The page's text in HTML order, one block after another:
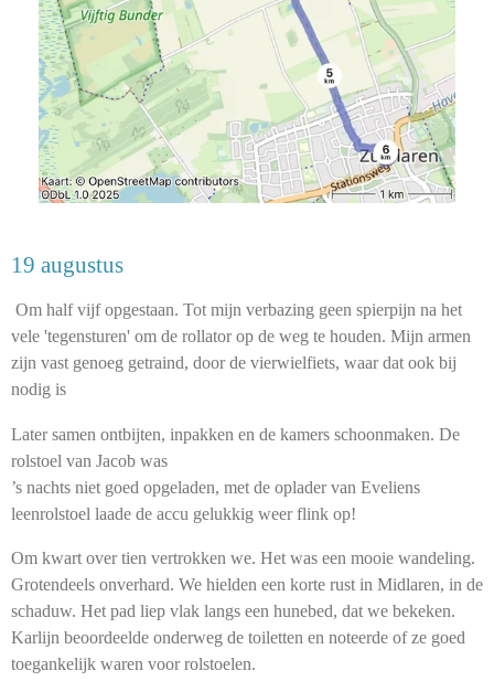
19 augustus
Om half vijf opgestaan. Tot mijn verbazing geen spierpijn na het
vele 'tegensturen' om de rollator op de weg te houden. Mijn armen
zijn vast genoeg getraind, door de vierwielfiets, waar dat ook bij
nodig is
Later samen ontbijten, inpakken en de kamers schoonmaken. De
rolstoel van Jacob was
’s nachts niet goed opgeladen, met de oplader van Eveliens
leenrolstoel laade de accu gelukkig weer flink op!
Om kwart over tien vertrokken we. Het was een mooie wandeling.
Grotendeels onverhard. We hielden een korte rust in Midlaren, in de
schaduw. Het pad liep vlak langs een hunebed, dat we bekeken.
Karlijn beoordeelde onderweg de toiletten en noteerde of ze goed
toegankelijk waren voor rolstoelen.